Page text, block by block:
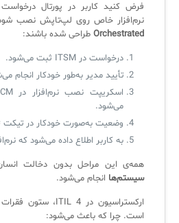
فرض کنید کاربر در پورتال
نرم‌افزار خاص روی لپ‌تاپش نصب
Orchestrated طراحی شده باشند:
درخواست در ITSM ثبت می‌شود.
تأیید مدیر به‌طور خودکار انجام
می‌شود.
وضعیت به‌صورت خودکار در
به کاربر اطلاع داده می‌شود که
همه‌ی این مراحل بدون دخالت
سیستم‌ها انجام می‌شود.
ارکستراسیون در ITIL 4، ستون فقرات
است. چرا که باعث می‌شود: